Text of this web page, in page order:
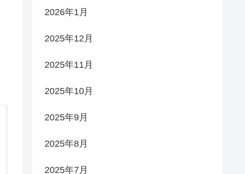
2026年1月
2025年12月
2025年11月
2025年10月
2025年9月
2025年8月
2025年7月